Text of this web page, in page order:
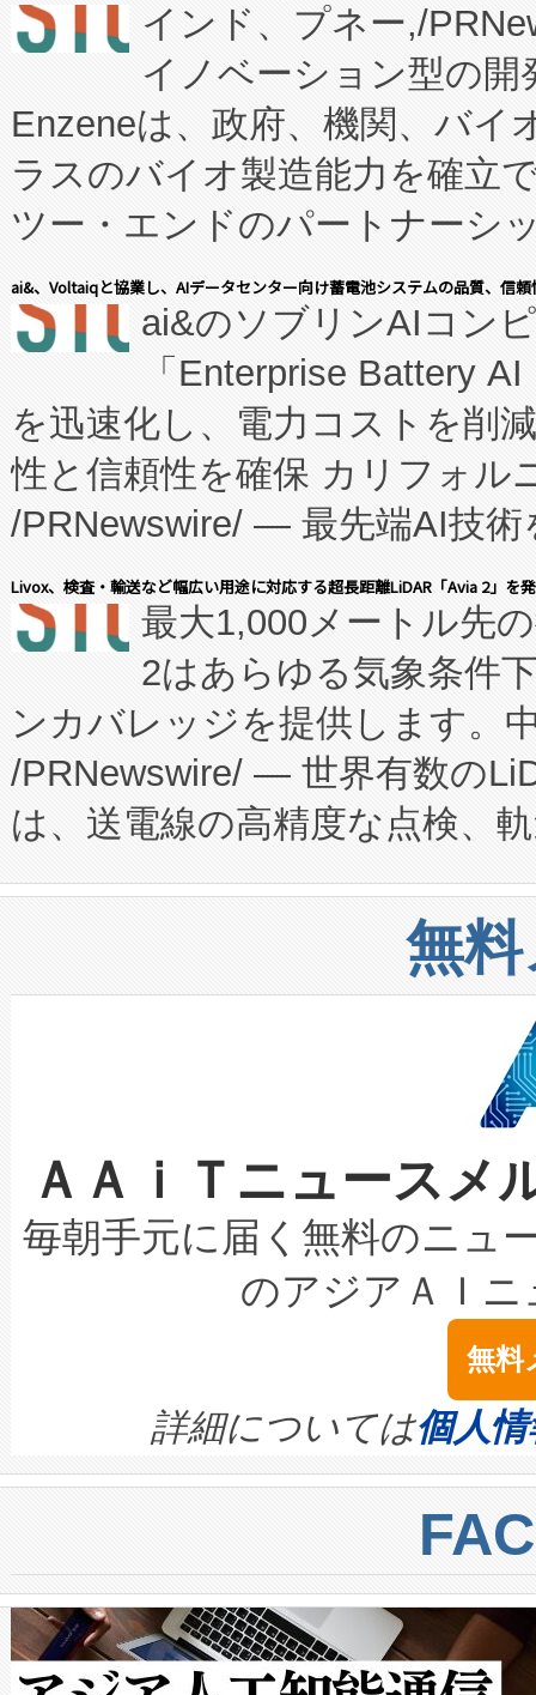
インド、プネー,/
イノベーション型の
Enzeneは、政府、機関、バイ
ラスのバイオ製造能力を確立
ツー・エンドのパートナーシ
表しました。 同社の実績ある
manufacturing™ (FCCM™) プ
たNeXは、バイオ医薬品製造
従来のフェッドバッチ施設の
に、患者やサプライチェーン
キー方式で拡張性が高く、持
す。FCCM‑を活用した現地生
患者にとっての費用負担を大
のアクセスを大幅に拡大する
Fully-Connected Continuous
プログラムには、施設設計・
に関する技術移転および知的
構造化トレーニングカリキュ
上げおよび商用化段階におけ
設備整備および立ち上げ調整
加組織は、Enzeneのバイオ
選定された製品について、自
取得できる可能性もあります
設には、3億～4億ドルかか
最高経営責任者（CEO）であ
す。「当社のfully-connected
ームを利用すれば、6,000万
きます。この効率性は、フェ
ai&、Voltaiqと協業し、AIデータセンター向け蓄電池システムの品質、信
ai&のソブリンAIコン
「Enterprise Battery
を迅速化し、電力コストを削
性と信頼性を確保 カリフォル
/PRNewswire/ — 最先端AI技術
会社エーアイ・アンド：本社
President原信平）と、エンタ
ードするVoltaiqは、日本にあ
ーエネルギー貯蔵システム（
た。 Voltaiq独自のAI搭載プラ
定、統合、導入、運用に至る
安全性を追跡し、確保する事
増加しているデータセンター
る電力網に大きな負担をかけ
事業者の負担軽減という課題
系統連系を迅速にし、ピーク
限を超えて利用可能な電力容
持できるよう貢献します。こ
ービスレベル契約（SLA）違
テリー性能の劣化によるダウ
念は、現在データセンターが
ます。 Voltaiq provides a
quality and reliability for AI
BESS stack to ensure battery
centers. Voltaiqは、ai&のAI
からシステム統合、試運転、
クルの各段階のデータを監視
[…]
Livox、検査・輸送など幅広い用途に対応する超長距離LiDAR「Avia 2」を
最大1,000メートル先
2はあらゆる気象条件
ンカバレッジを提供します。
/PRNewswire/ — 世界有数の
は、送電線の高精度な点検、
や穀物倉庫におけるバルク材
リューション「Avia 2」を発
したAvia 2は、1,000メート
狭視野のFOVを切り替えるこ
ケーブル、枝などの細かな対
なレーザースポットにより、
な環境下でも豊かなディテー
キロメートル範囲を検出
LiDAR for Inspections,
は1535 nmレーザーを搭載。
イズの小径化を実現すること
す。ノーマルモードでは、
ートル先まで検出でき、これ
トに対して約600メートルに
では、反射率10％のターゲッ
で向上し、最大検知距離は
ットだけで最大1キロメート
無
ＡＡｉＴニュース
毎朝手元に届く無料のニュ
のアジアＡＩ
無料
詳細については個人